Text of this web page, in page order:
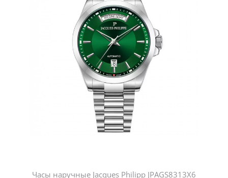
Часы наручные Jacques Philipp JPAGS8313X6